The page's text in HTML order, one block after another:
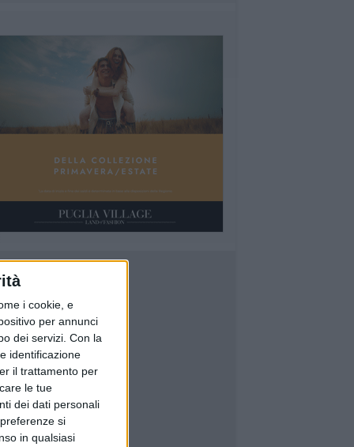
i cookie, e
per annunci
dei servizi. Con la
identificazione
il trattamento per
le tue
dei dati personali
si
in qualsiasi